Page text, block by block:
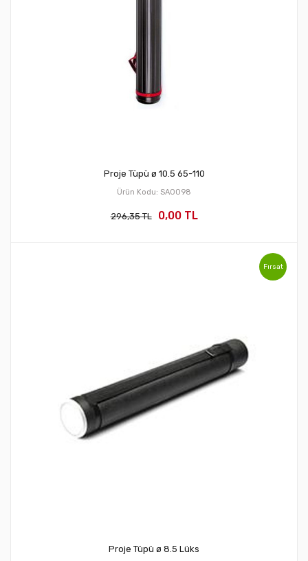
Proje Tüpü ø 10.5 65-110
Ürün Kodu: SA0098
296,35 TL 0,00 TL
Fırsat
Proje Tüpü ø 8.5 Lüks